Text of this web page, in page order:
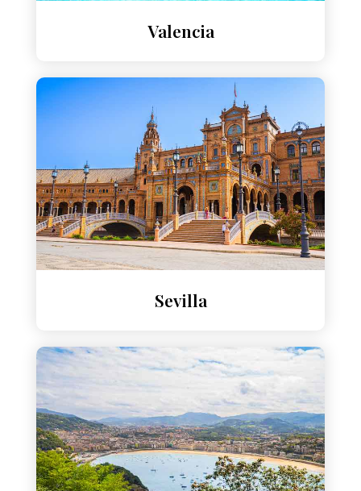
Valencia
Sevilla